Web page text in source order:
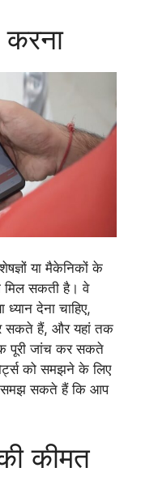
करना
या मैकेनिकों के
मिल सकती है। वे
देना चाहिए,
सकते हैं, और यहां तक
पूरी जांच कर सकते
को समझने के लिए
समझ सकते हैं कि आप
की कीमत